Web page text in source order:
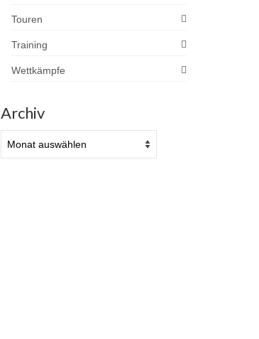
Touren
Training
Wettkämpfe
Archiv